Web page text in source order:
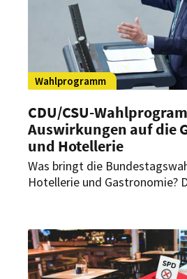
Wahlprogramm
CDU/CSU-
Auswirkungen auf die
und Hotellerie
Was bringt die
Hotellerie und Gastronomie?